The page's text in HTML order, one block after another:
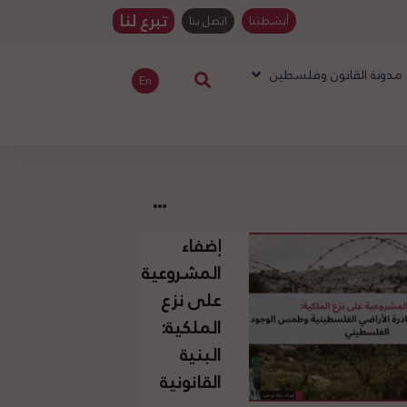
أنشطتنا اتصل بنا تبرع لنا
مدونة القانون وفلسطين En
إضفاء
المشروعية
على نزع
الملكية:
البنية
القانونية